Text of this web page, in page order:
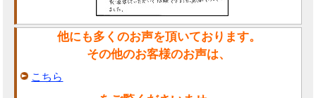
他にも多くのお声を頂いております。
その他のお客様のお声は、
こちら